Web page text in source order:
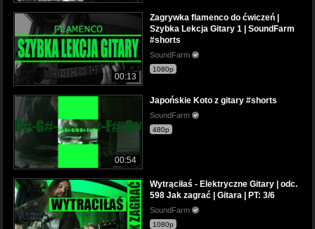
00:13
Zagrywka flamenco do ćwiczeń |
Szybka Lekcja Gitary 1 | SoundFarm
#shorts
SoundFarm
1080p
00:54
Japońskie Koto z gitary #shorts
SoundFarm
480p
Wytrąciłaś - Elektryczne Gitary | odc.
598 Jak zagrać | Gitara | PT: 3/6
SoundFarm
1080p